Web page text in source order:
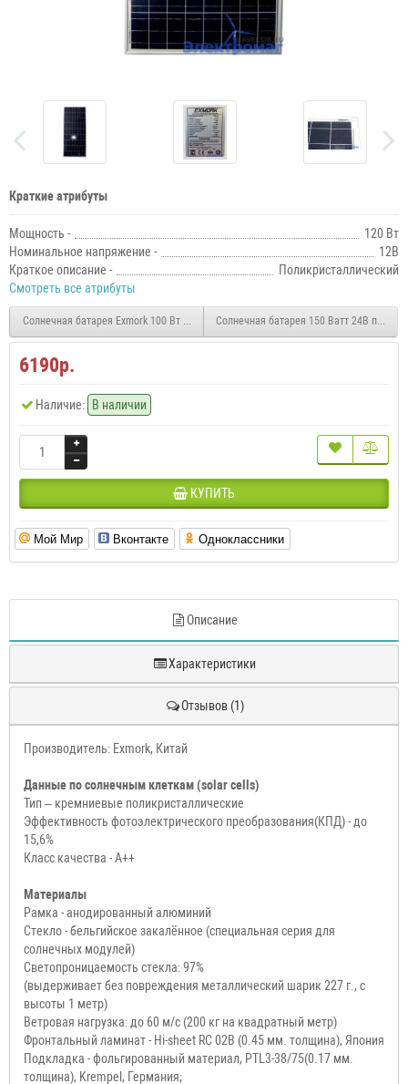
Краткие атрибуты
Мощность -
120 Вт
Номинальное напряжение -
12В
Краткое описание -
Поликристаллический
Смотреть все атрибуты
Солнечная батарея Exmork 100 Вт 12 В mono-Si Солнечная
6190р.
Наличие: В наличии
КУПИТЬ
Мой Мир Вконтакте Одноклассники
Описание
Характеристики
Отзывов (1)
Производитель: Exmork, Китай
Данные по солнечным клеткам (solar cells)
Тип – кремниевые поликристаллические
Эффективность фотоэлектрического преобразования(КПД) - до
15,6%
Класс качества - А++
Материалы
Рамка - анодированный алюминий
Стекло - бельгийское закалённое (специальная серия для
солнечных модулей)
Cветопроницаемость стекла: 97%
(выдерживает без повреждения металлический шарик 227 г., с
высоты 1 метр)
Ветровая нагрузка: до 60 м/с (200 кг на квадратный метр)
Фронтальный ламинат - Hi-sheet RC 02B (0.45 мм. толщина), Япония
Подкладка - фольгированный материал, PTL3-38/75(0.17 мм.
толщина), Krempel, Германия;